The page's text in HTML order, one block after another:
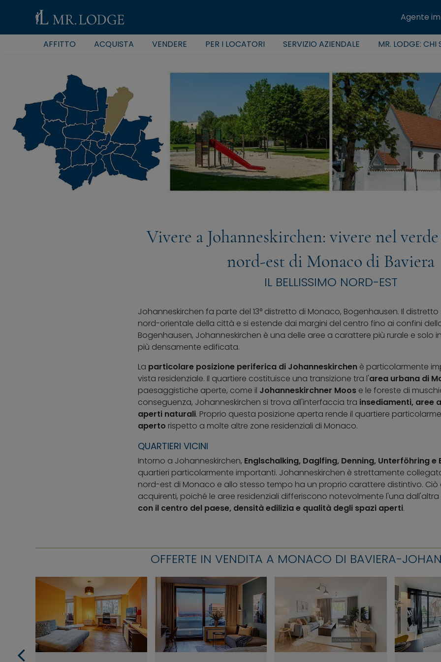
Agente
AFFITTO ACQUISTA VENDERE PER I LOCATORI SERVIZIO AZIENDALE MR. LODGE: CHI
Vivere a Johanneskirchen: vivere nel verde
nord-est di Monaco di Baviera
IL BELLISSIMO NORD-EST
Johanneskirchen fa parte del 13° distretto di Monaco, Bogenhausen. Il
nord-orientale della città e si estende dai margini del centro fino ai confini
Bogenhausen, Johanneskirchen è una delle aree a carattere più rurale e solo
più densamente edificata.
La particolare posizione periferica di Johanneskirchen è particolarmente
vista residenziale. Il quartiere costituisce una transizione tra l'area urbana di
paesaggistiche aperte, come il Johanneskirchner Moos e le foreste di
conseguenza, Johanneskirchen si trova all'interfaccia tra insediamenti, aree
aperti naturali. Proprio questa posizione aperta rende il quartiere
aperto rispetto a molte altre zone residenziali di Monaco.
QUARTIERI VICINI
Intorno a Johanneskirchen, Englschalking, Daglfing, Denning, Unterföhring e
quartieri particolarmente importanti. Johanneskirchen è strettamente
nord-est di Monaco e allo stesso tempo ha un proprio carattere distintivo. Ciò
acquirenti, poiché le aree residenziali differiscono notevolmente l'una
con il centro del paese, densità edilizia e qualità degli spazi aperti.
OFFERTE IN VENDITA A MONACO DI BAVIERA-